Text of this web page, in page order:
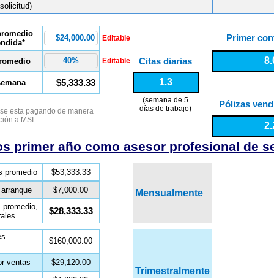
solicitud)
Editable Primer
Editable Citas diarias
$5,333.33 1.3
esta pagando de manera
a MSI.
(semana de 5
días de trabajo)
Pólizas
primer año como asesor profesional de
promedio $53,333.33
Mensualmente
$7,000.00
promedio,
$28,333.33
$160,000.00
Trimestralmente
ventas
$29,120.00